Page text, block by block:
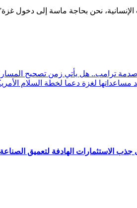
نحن بحاجة ماسة إلى دخول
صدمة ترامب.. هل يأتي زمن تصحيح
مساعداتها لغزة دعما لخطة السلام
الاستثمارات الهادفة لتعميق الصناعة